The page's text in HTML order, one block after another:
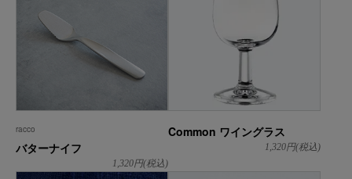
racco
バターナイフ
1,320円(税込)
Common ワイングラス
1,320円(税込)